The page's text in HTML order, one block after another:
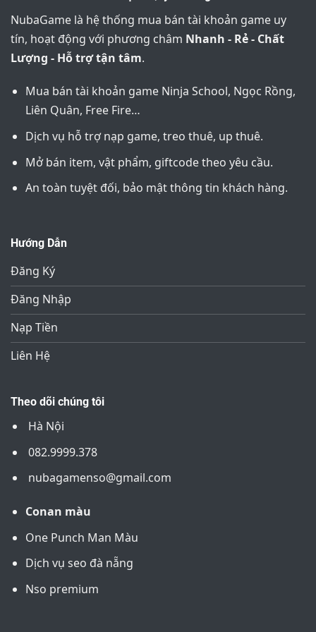
NubaGame là hệ thống mua bán tài khoản game uy
tín, hoạt động với phương châm Nhanh - Rẻ - Chất
Lượng - Hỗ trợ tận tâm.
Mua bán tài khoản game Ninja School, Ngọc Rồng,
Liên Quân, Free Fire…
Dịch vụ hỗ trợ nạp game, treo thuê, up thuê.
Mở bán item, vật phẩm, giftcode theo yêu cầu.
An toàn tuyệt đối, bảo mật thông tin khách hàng.
Hướng Dẫn
Đăng Ký
Đăng Nhập
Nạp Tiền
Liên Hệ
Theo dõi chúng tôi
Hà Nội
082.9999.378
nubagamenso@gmail.com
Conan màu
One Punch Man Màu
Dịch vụ seo đà nẵng
Nso premium